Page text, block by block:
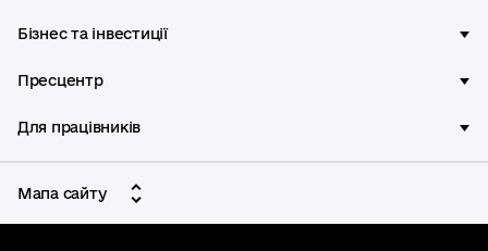
Бізнес та інвестиції
Пресцентр
Для працівників
Мапа сайту